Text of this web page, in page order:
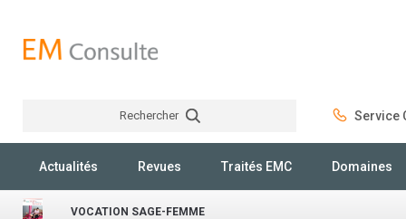
Rechercher Service
Actualités Revues Traités EMC Domaines
VOCATION SAGE-FEMME